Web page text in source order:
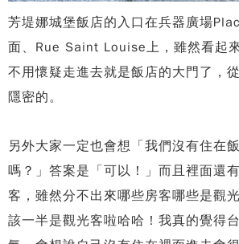
芳堤娜城堡飯店的入口在兵器廣場
面、Rue Saint Louise上，雖然看起
不用懷疑走進去就是飯店的大門了，
隱密的。
另外大家一定也會想「我們沒有住在
嗎？」答案是「可以！」而且裡面還
客，雖然分不出來哪些房客哪些是觀
該一半是觀光客啦哈哈！我真的覺得